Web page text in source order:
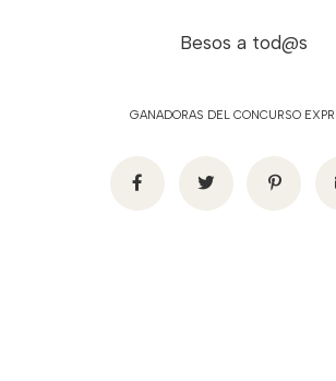
Besos a tod@s
GANADORAS DEL CONCURSO